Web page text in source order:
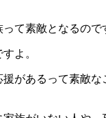
て素敵となるので
よ。
があるって素敵な